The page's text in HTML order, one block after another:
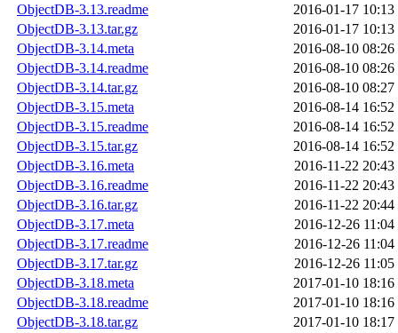
ObjectDB-3.13.readme
2016-01-17 10:13
ObjectDB-3.13.tar.gz
2016-01-17 10:13
ObjectDB-3.14.meta
2016-08-10 08:26
ObjectDB-3.14.readme
2016-08-10 08:26
ObjectDB-3.14.tar.gz
2016-08-10 08:27
ObjectDB-3.15.meta
2016-08-14 16:52
ObjectDB-3.15.readme
2016-08-14 16:52
ObjectDB-3.15.tar.gz
2016-08-14 16:52
ObjectDB-3.16.meta
2016-11-22 20:43
ObjectDB-3.16.readme
2016-11-22 20:43
ObjectDB-3.16.tar.gz
2016-11-22 20:44
ObjectDB-3.17.meta
2016-12-26 11:04
ObjectDB-3.17.readme
2016-12-26 11:04
ObjectDB-3.17.tar.gz
2016-12-26 11:05
ObjectDB-3.18.meta
2017-01-10 18:16
ObjectDB-3.18.readme
2017-01-10 18:16
ObjectDB-3.18.tar.gz
2017-01-10 18:17